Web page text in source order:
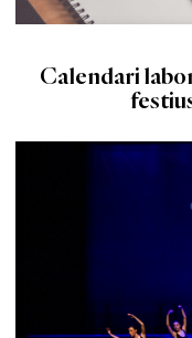
Calendari